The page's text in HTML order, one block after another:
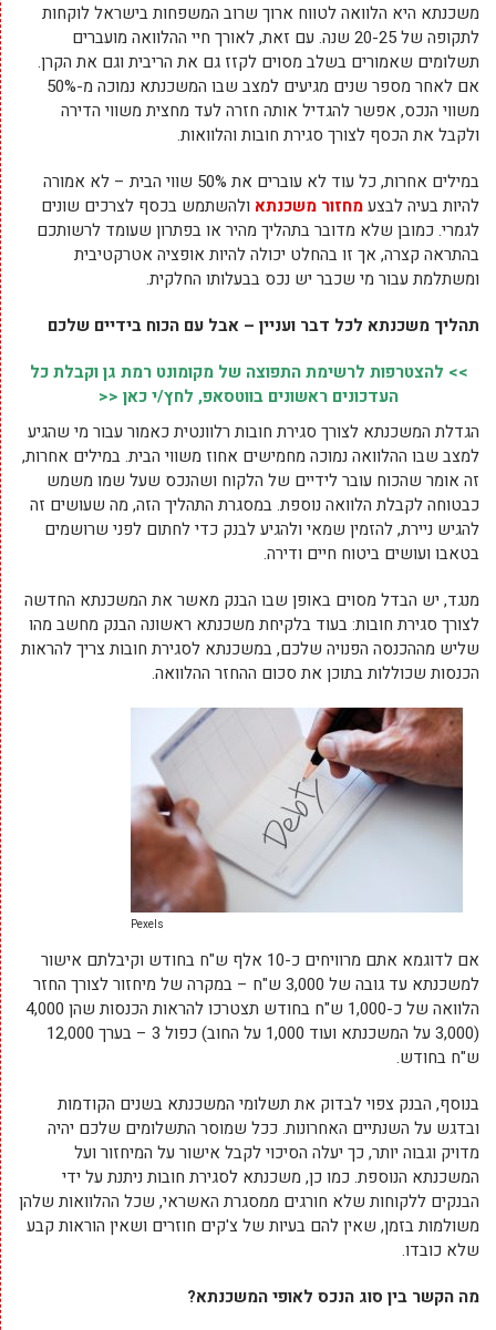
משכנתא היא הלוואה לטווח ארוך שרוב המשפחות בישראל לוקחות
לתקופה של 20-25 שנה. עם זאת, לאורך חיי ההלוואה מועברים
תשלומים שאמורים בשלב מסוים לקזז גם את הריבית וגם את הקרן.
אם לאחר מספר שנים מגיעים למצב שבו המשכנתא נמוכה מ-50%
משווי הנכס, אפשר להגדיל אותה חזרה לעד מחצית משווי הדירה
ולקבל את הכסף לצורך סגירת חובות והלוואות.
במילים אחרות, כל עוד לא עוברים את 50% שווי הבית – לא אמורה
להיות בעיה לבצעמחזור משכנתא ולהשתמש בכסף לצרכים שונים
לגמרי. כמובן שלא מדובר בתהליך מהיר או בפתרון שעומד לרשותכם
בהתראה קצרה, אך זו בהחלט יכולה להיות אופציה אטרקטיבית
ומשתלמת עבור מי שכבר יש נכס בבעלותו החלקית.
תהליך משכנתא לכל דבר ועניין – אבל עם הכוח בידיים שלכם
>> להצטרפות לרשימת התפוצה של מקומונט רמת גן וקבלת כל
העדכונים ראשונים בווטסאפ, לחץ/י כאן <<
הגדלת המשכנתא לצורך סגירת חובות רלוונטית כאמור עבור מי שהגיע
למצב שבו ההלוואה נמוכה מחמישים אחוז משווי הבית. במילים אחרות,
זה אומר שהכוח עובר לידיים של הלקוח ושהנכס שעל שמו משמש
כבטוחה לקבלת הלוואה נוספת. במסגרת התהליך הזה, מה שעושים זה
להגיש ניירת, להזמין שמאי ולהגיע לבנק כדי לחתום לפני שרושמים
בטאבו ועושים ביטוח חיים ודירה.
מנגד, יש הבדל מסוים באופן שבו הבנק מאשר את המשכנתא החדשה
לצורך סגירת חובות: בעוד בלקיחת משכנתא ראשונה הבנק מחשב מהו
שליש מההכנסה הפנויה שלכם, במשכנתא לסגירת חובות צריך להראות
הכנסות שכוללות בתוכן את סכום ההחזר ההלוואה.
Pexels
אם לדוגמא אתם מרוויחים כ-10 אלף ש"ח בחודש וקיבלתם אישור
למשכנתא עד גובה של 3,000 ש"ח – במקרה של מיחזור לצורך החזר
הלוואה של כ-1,000 ש"ח בחודש תצטרכו להראות הכנסות שהן 4,000
(3,000 על המשכנתא ועוד 1,000 על החוב) כפול 3 – בערך 12,000
ש"ח בחודש.
בנוסף, הבנק צפוי לבדוק את תשלומי המשכנתא בשנים הקודמות
ובדגש על השנתיים האחרונות. ככל שמוסר התשלומים שלכם יהיה
מדויק וגבוה יותר, כך יעלה הסיכוי לקבל אישור על המיחזור ועל
המשכנתא הנוספת. כמו כן, משכנתא לסגירת חובות ניתנת על ידי
הבנקים ללקוחות שלא חורגים ממסגרת האשראי, שכל ההלוואות שלהן
משולמות בזמן, שאין להם בעיות של צ'קים חוזרים ושאין הוראות קבע
שלא כובדו.
מה הקשר בין סוג הנכס לאופי המשכנתא?